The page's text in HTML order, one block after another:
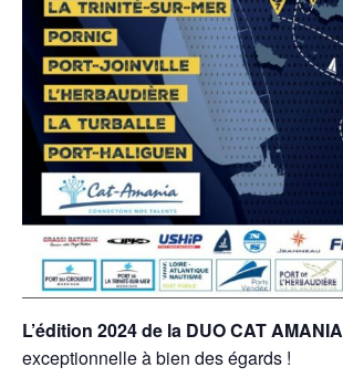
L’édition 2024 de la DUO CAT AMANIA
exceptionnelle à bien des égards !